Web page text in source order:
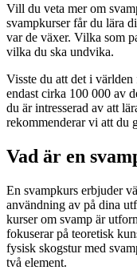
Vill du veta mer om
svampkurser får du lära
var de växer. Vilka som
vilka du ska undvika.
Visste du att det i världen
endast cirka 100 000 av
du är intresserad av att
rekommenderar vi att du
Vad är en
En svampkurs erbjuder
användning av på dina
kurser om svamp är
fokuserar på teoretisk
fysisk skogstur med
två element.